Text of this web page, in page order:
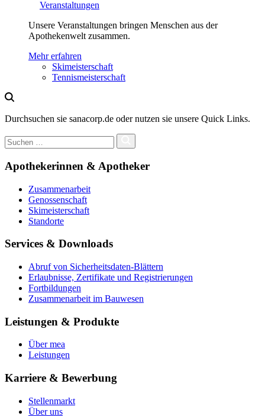
Veranstaltungen
Unsere Veranstaltungen bringen Menschen aus der
Apothekenwelt zusammen.
Mehr erfahren
Skimeisterschaft
Tennismeisterschaft
Durchsuchen sie sanacorp.de oder nutzen sie unsere Quick Links.
Apothekerinnen & Apotheker
Zusammenarbeit
Genossenschaft
Skimeisterschaft
Standorte
Services & Downloads
Abruf von Sicherheitsdaten-Blättern
Erlaubnisse, Zertifikate und Registrierungen
Fortbildungen
Zusammenarbeit im Bauwesen
Leistungen & Produkte
Über mea
Leistungen
Karriere & Bewerbung
Stellenmarkt
Über uns